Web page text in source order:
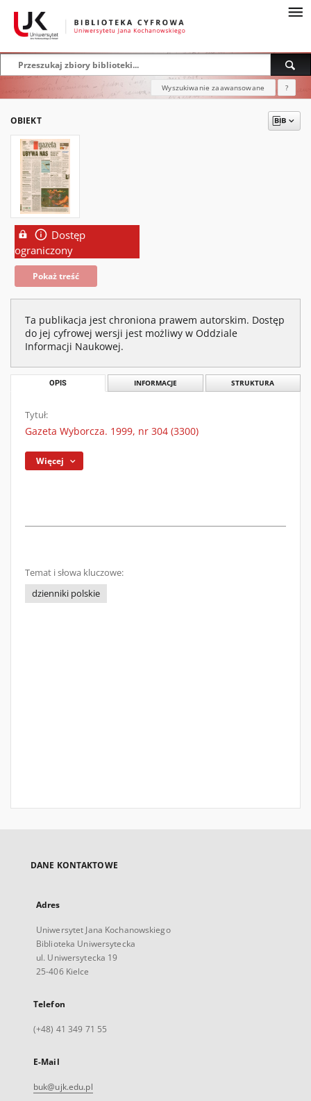
Wyszukiwanie zaawansowane ?
OBIEKT
Dostęp
ograniczony
Pokaż treść
Ta publikacja jest chroniona prawem autorskim. Dostęp
do jej cyfrowej wersji jest możliwy w Oddziale
Informacji Naukowej.
OPIS INFORMACJE STRUKTURA
Tytuł:
Gazeta Wyborcza. 1999, nr 304 (3300)
Więcej
Temat i słowa kluczowe:
dzienniki polskie
DANE KONTAKTOWE
Adres
Uniwersytet Jana Kochanowskiego
Biblioteka Uniwersytecka
ul. Uniwersytecka 19
25-406 Kielce
Telefon
(+48) 41 349 71 55
E-Mail
buk@ujk.edu.pl